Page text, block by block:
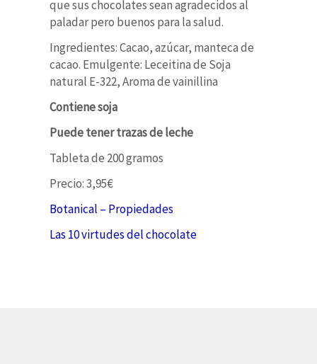
que sus chocolates sean agradecidos al
paladar pero buenos para la salud.
Ingredientes: Cacao, azúcar, manteca de
cacao. Emulgente: Leceitina de Soja
natural E-322, Aroma de vainillina
Contiene soja
Puede tener trazas de leche
Tableta de 200 gramos
Precio: 3,95€
Botanical – Propiedades
Las 10 virtudes del chocolate